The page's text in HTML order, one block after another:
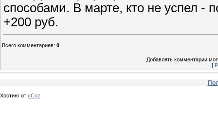
способами. В марте, кто не успел -
+200 руб.
Всего комментариев: 0
Добавлять комментарии
[
Хостинг от uCoz